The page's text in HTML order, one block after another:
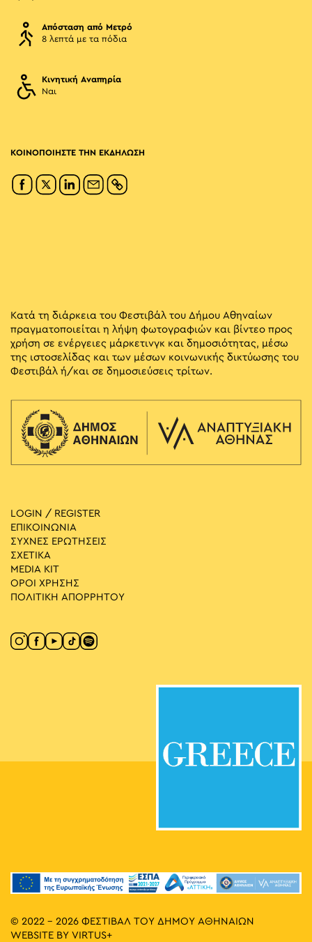
Απόσταση από Μετρό
8 λεπτά με τα πόδια
Κινητική Αναπηρία
Ναι
ΚΟΙΝΟΠΟΙΗΣΤΕ ΤΗΝ ΕΚΔΗΛΩΣΗ
Κατά τη διάρκεια του Φεστιβάλ του Δήμου Αθηναίων
πραγματοποιείται η λήψη φωτογραφιών και βίντεο προς
χρήση σε ενέργειες μάρκετινγκ και δημοσιότητας, μέσω
της ιστοσελίδας και των μέσων κοινωνικής δικτύωσης του
Φεστιβάλ ή/και σε δημοσιεύσεις τρίτων.
LOGIN / REGISTER
ΕΠΙΚΟΙΝΩΝΙΑ
ΣΥΧΝΕΣ ΕΡΩΤΗΣΕΙΣ
ΣΧΕΤΙΚΑ
MEDIA ΚIT
ΟΡΟΙ ΧΡΗΣΗΣ
ΠΟΛΙΤΙΚΗ ΑΠΟΡΡΗΤΟΥ
© 2022 - 2026 ΦΕΣΤΙΒΑΛ ΤΟΥ ΔΗΜΟΥ ΑΘΗΝΑΙΩΝ
WEBSITE BY VIRTUS+